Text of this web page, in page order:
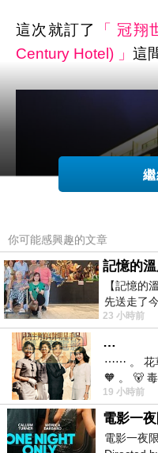
這次就訂了
「 冠
Century Hotel) 」 這
▲ 冠翔世紀溫泉會館 (Guan
之所以訂房首選是
你可能感興趣的文章
記憶的
【記憶的
先送走了
以為展場
23 小時前
…
⋯⋯ 。 花
🧡 。 🐻
前天購買
19 小時前
電影一夜